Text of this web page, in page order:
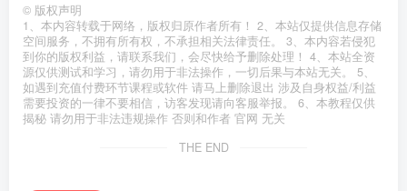
© 版权声明
1、本内容转载于网络，版权归原作者所有！ 2、本站仅提供信息存储
空间服务，不拥有所有权，不承担相关法律责任。 3、本内容若侵犯
到你的版权利益，请联系我们，会尽快给予删除处理！ 4、本站全资
源仅供测试和学习，请勿用于非法操作，一切后果与本站无关。 5、
如遇到充值付费环节课程或软件 请马上删除退出 涉及自身权益/利益
需要投资的一律不要相信，访客发现请向客服举报。 6、本教程仅供
揭秘 请勿用于非法违规操作 否则和作者 官网 无关
THE END